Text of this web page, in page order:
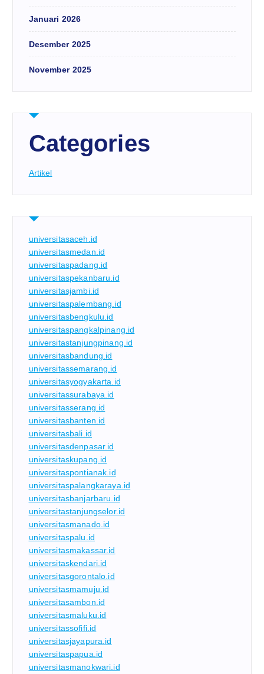
Januari 2026
Desember 2025
November 2025
Categories
Artikel
universitasaceh.id
universitasmedan.id
universitaspadang.id
universitaspekanbaru.id
universitasjambi.id
universitaspalembang.id
universitasbengkulu.id
universitaspangkalpinang.id
universitastanjungpinang.id
universitasbandung.id
universitassemarang.id
universitasyogyakarta.id
universitassurabaya.id
universitasserang.id
universitasbanten.id
universitasbali.id
universitasdenpasar.id
universitaskupang.id
universitaspontianak.id
universitaspalangkaraya.id
universitasbanjarbaru.id
universitastanjungselor.id
universitasmanado.id
universitaspalu.id
universitasmakassar.id
universitaskendari.id
universitasgorontalo.id
universitasmamuju.id
universitasambon.id
universitasmaluku.id
universitassofifi.id
universitasjayapura.id
universitaspapua.id
universitasmanokwari.id